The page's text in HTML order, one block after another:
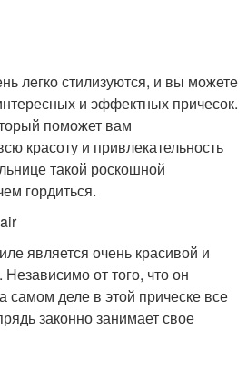
легко стилизуются, и вы можете
и эффектных причесок.
поможет вам
красоту и привлекательность
такой роскошной
гордиться.
является очень красивой и
от того, что он
самом деле в этой прическе все
законно занимает свое